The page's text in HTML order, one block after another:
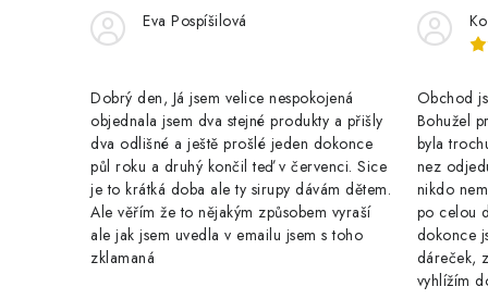
r
v
k
y
v
ý
p
i
Eva Pospíšilová
Dobrý den, Já jsem velice nespokojená
objednala jsem dva stejné produkty a přišly
dva odlišné a ještě prošlé jeden dokonce
půl roku a druhý končil teď v červenci. Sice
je to krátká doba ale ty sirupy dávám dětem.
Ale věřím že to nějakým způsobem vyraší
ale jak jsem uvedla v emailu jsem s toho
zklamaná
Obchod
Bohužel
byla
nez
nikdo
po celou
dokonce
dáreček,
vyhlížím